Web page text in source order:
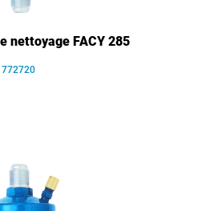
nettoyage FACY 285
772720